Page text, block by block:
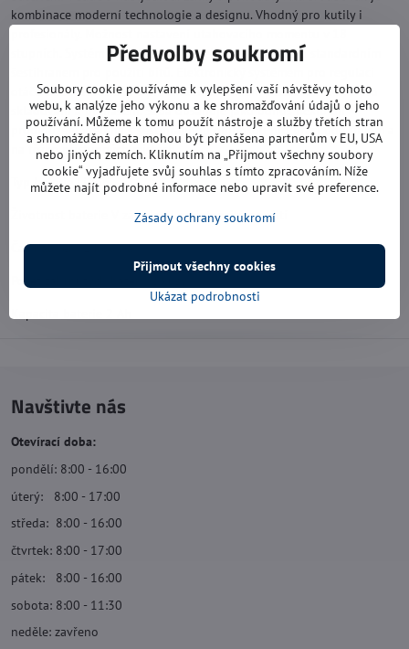
kombinace moderní technologie a designu. Vhodný pro kutily i
stupních. Systém s QUICK odnímatelným sklíčidlem a standardním
šestihranem pro použití bitů. Elektronický systémem pro regulaci
otáček. LED osvětlení. V praktickém a lehkém plastovém kufru pro
skladování a přenášení. Sada obsahuje jako bonus flexibilní
prodloužení vřetena s šestihrannou objímkou pro práci pod úhlem a
na těžko přístupných místech.
Typ baterie Li-Ion
Životnost baterie V závislosti na intenzitě použití
Čas nabíjení 1 hodina
Počet zahrnutých baterií 2 kusy
Navštivte nás
Otevírací doba:
pondělí: 8:00 - 16:00
úterý: 8:00 - 17:00
středa: 8:00 - 16:00
čtvrtek: 8:00 - 17:00
pátek: 8:00 - 16:00
sobota: 8:00 - 11:30
neděle: zavřeno
Předvolby soukromí
Soubory cookie používáme k vylepšení vaší návštěvy tohoto
webu, k analýze jeho výkonu a ke shromažďování údajů o jeho
používání. Můžeme k tomu použít nástroje a služby třetích stran
a shromážděná data mohou být přenášena partnerům v EU, USA
nebo jiných zemích. Kliknutím na „Přijmout všechny soubory
cookie“ vyjadřujete svůj souhlas s tímto zpracováním. Níže
můžete najít podrobné informace nebo upravit své preference.
Zásady ochrany soukromí
Ukázat podrobnosti
Přijmout všechny cookies